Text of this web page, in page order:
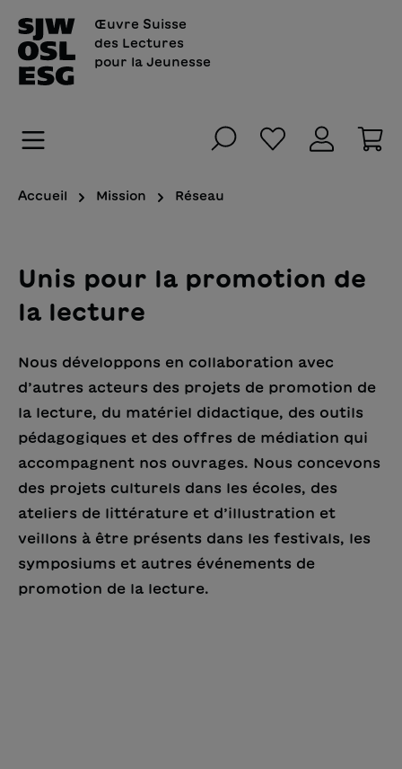
principalŒuvre Suisse
des Lectures
pour la Jeunesse
Vous avez 0
Accueil Mission Réseau
Unis pour la promotion de
la lecture
Nous développons en collaboration avec
d’autres acteurs des projets de promotion de
la lecture, du matériel didactique, des outils
pédagogiques et des offres de médiation qui
accompagnent nos ouvrages. Nous concevons
des projets culturels dans les écoles, des
ateliers de littérature et d’illustration et
veillons à être présents dans les festivals, les
symposiums et autres événements de
promotion de la lecture.